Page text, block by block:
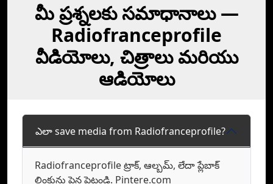
మీ ప్రశ్నలకు సమాధానాలు —⁠
Radiofranceprofile
వీడియోలు, చిత్రాలు మరియు
ఆడియోలు
ఎలా save media from Radiofranceprofile?
Radiofranceprofile ట్రాక్, ఆల్బమ్‌, లేదా ప్లేబాక్
లింకును పైన పెట్టండి. Pintere.com